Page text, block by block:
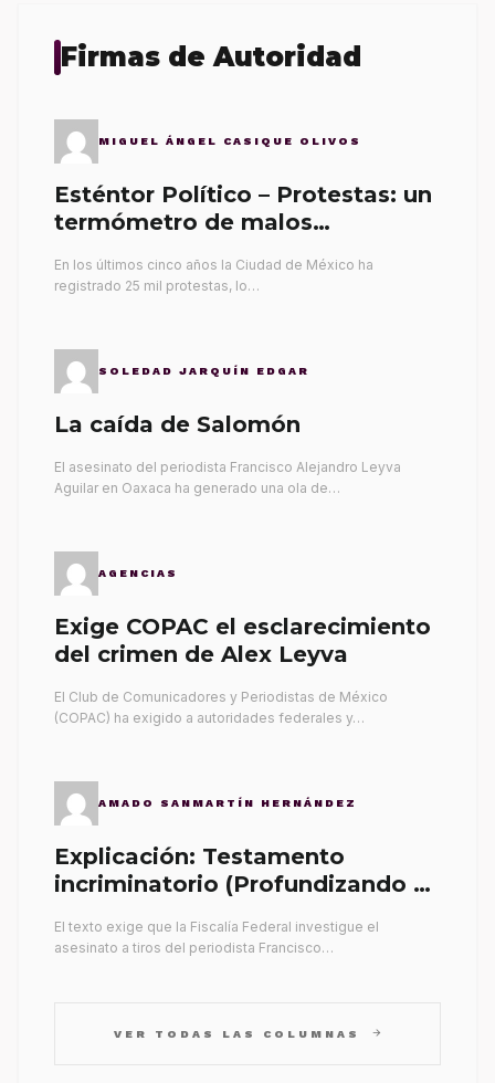
Firmas de Autoridad
MIGUEL ÁNGEL CASIQUE OLIVOS
Esténtor Político – Protestas: un
termómetro de malos
En los últimos cinco años la Ciudad de México ha
registrado 25 mil protestas, lo…
SOLEDAD JARQUÍN EDGAR
La caída de Salomón
El asesinato del periodista Francisco Alejandro Leyva
Aguilar en Oaxaca ha generado una ola de…
AGENCIAS
Exige COPAC el esclarecimiento
del crimen de Alex Leyva
El Club de Comunicadores y Periodistas de México
(COPAC) ha exigido a autoridades federales y…
AMADO SANMARTÍN HERNÁNDEZ
Explicación: Testamento
incriminatorio (Profundizando su
El texto exige que la Fiscalía Federal investigue el
asesinato a tiros del periodista Francisco…
VER TODAS LAS COLUMNAS arrow_forward